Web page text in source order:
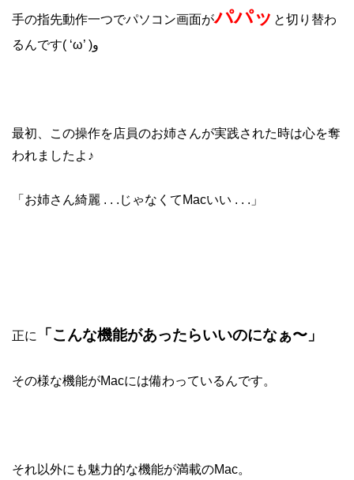
手の指先動作一つでパソコン画面がパパッ と切り替わ
るんです( ‘ω’ )و
最初、この操作を店員のお姉さんが実践された時は心を奪
われましたよ♪
「お姉さん綺麗 . . .じゃなくてMacいい . . .」
正に 「こんな機能があったらいいのになぁ〜」
その様な機能がMacには備わっているんです。
それ以外にも魅力的な機能が満載のMac。